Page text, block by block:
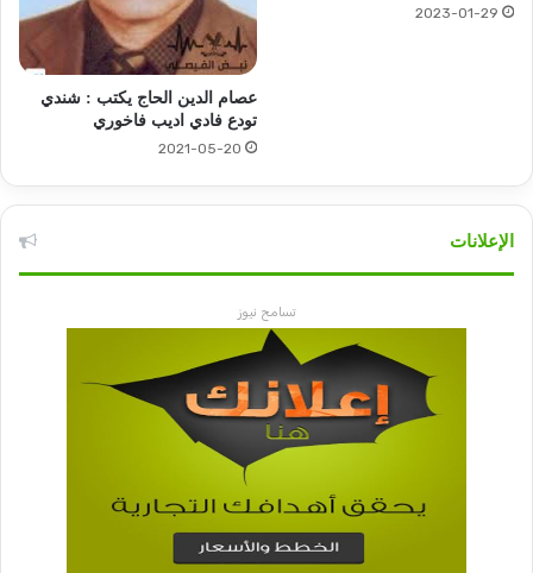
2023-01-29
عصام الدين الحاج يكتب : شندي
تودع فادي اديب فاخوري
2021-05-20
الإعلانات
تسامح نيوز